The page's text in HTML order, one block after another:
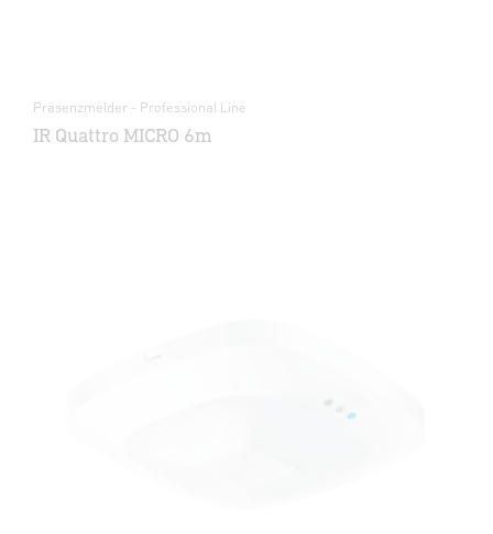
Präsenzmelder - Professional Line
IR Quattro MICRO 6m